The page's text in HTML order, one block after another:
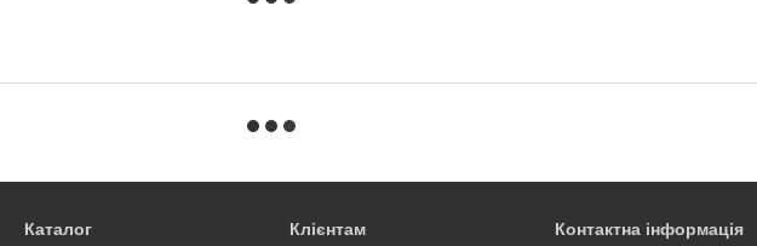
Каталог Клієнтам Контактна інформація